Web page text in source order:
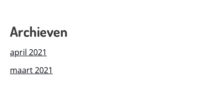
Archieven
april 2021
maart 2021